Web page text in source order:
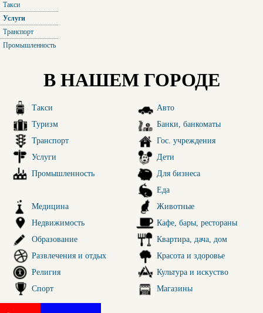
Такси
Услуги
Транспорт
Промышленность
В НАШЕМ ГОРОДЕ
Такси
Туризм
Транспорт
Услуги
Промышленность
Авто
Банки, банкоматы
Гос. учреждения
Дети
Для бизнеса
Еда
Медицина
Недвижимость
Образование
Развлечения и отдых
Религия
Спорт
Животные
Кафе, бары, рестораны
Квартира, дача, дом
Красота и здоровье
Культура и искуство
Магазины